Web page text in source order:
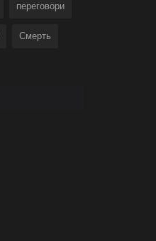
переговори
Смерть